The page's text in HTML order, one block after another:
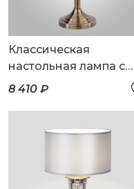
Классическая
настольная лампа с
абажуром
8 410 ₽